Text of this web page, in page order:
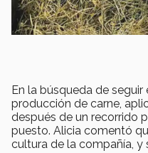
En la búsqueda de seguir
producción de carne,
después de un recorrido
puesto. Alicia comentó
cultura de la compañía, y